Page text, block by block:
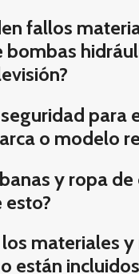
fallos
para
o modelo
y ropa de
materiales
están